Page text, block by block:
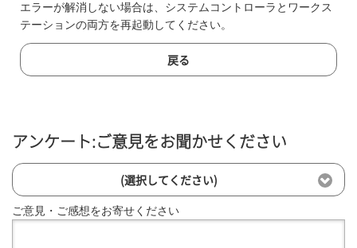
エラーが解消しない場合は、システムコントローラとワークス
テーションの両方を再起動してください。
戻る
アンケート:ご意見をお聞かせください
(選択してください)
ご意見・ご感想をお寄せください